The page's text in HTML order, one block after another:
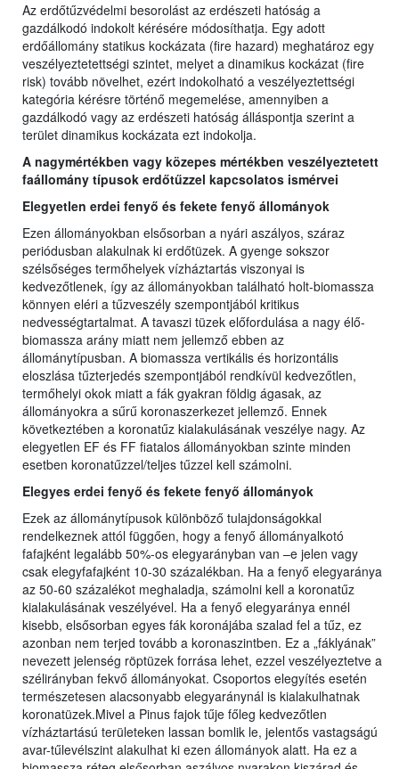
Az erdőtűzvédelmi besorolást az erdészeti hatóság a
gazdálkodó indokolt kérésére módosíthatja. Egy adott
erdőállomány statikus kockázata (fire hazard) meghatároz egy
veszélyeztetettségi szintet, melyet a dinamikus kockázat (fire
risk) tovább növelhet, ezért indokolható a veszélyeztettségi
kategória kérésre történő megemelése, amennyiben a
gazdálkodó vagy az erdészeti hatóság álláspontja szerint a
terület dinamikus kockázata ezt indokolja.
A nagymértékben vagy közepes mértékben veszélyeztetett
faállomány típusok erdőtűzzel kapcsolatos ismérvei
Elegyetlen erdei fenyő és fekete fenyő állományok
Ezen állományokban elsősorban a nyári aszályos, száraz
periódusban alakulnak ki erdőtüzek. A gyenge sokszor
szélsőséges termőhelyek vízháztartás viszonyai is
kedvezőtlenek, így az állományokban található holt-biomassza
könnyen eléri a tűzveszély szempontjából kritikus
nedvességtartalmat. A tavaszi tüzek előfordulása a nagy élő-
biomassza arány miatt nem jellemző ebben az
állománytípusban. A biomassza vertikális és horizontális
eloszlása tűzterjedés szempontjából rendkívül kedvezőtlen,
termőhelyi okok miatt a fák gyakran földig ágasak, az
állományokra a sűrű koronaszerkezet jellemző. Ennek
következtében a koronatűz kialakulásának veszélye nagy. Az
elegyetlen EF és FF fiatalos állományokban szinte minden
esetben koronatűzzel/teljes tűzzel kell számolni.
Elegyes erdei fenyő és fekete fenyő állományok
Ezek az állománytípusok különböző tulajdonságokkal
rendelkeznek attól függően, hogy a fenyő állományalkotó
fafajként legalább 50%-os elegyarányban van –e jelen vagy
csak elegyfafajként 10-30 százalékban. Ha a fenyő elegyaránya
az 50-60 százalékot meghaladja, számolni kell a koronatűz
kialakulásának veszélyével. Ha a fenyő elegyaránya ennél
kisebb, elsősorban egyes fák koronájába szalad fel a tűz, ez
azonban nem terjed tovább a koronaszintben. Ez a „fáklyának”
nevezett jelenség röptüzek forrása lehet, ezzel veszélyeztetve a
szélirányban fekvő állományokat. Csoportos elegyítés esetén
természetesen alacsonyabb elegyaránynál is kialakulhatnak
koronatüzek.Mivel a Pinus fajok tűje főleg kedvezőtlen
vízháztartású területeken lassan bomlik le, jelentős vastagságú
avar-tűlevélszint alakulhat ki ezen állományok alatt. Ha ez a